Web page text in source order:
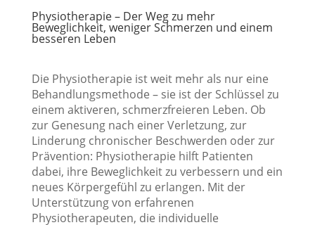
Physiotherapie – Der Weg zu mehr
Beweglichkeit, weniger Schmerzen und einem
besseren Leben
Die Physiotherapie ist weit mehr als nur eine
Behandlungsmethode – sie ist der Schlüssel zu
einem aktiveren, schmerzfreieren Leben. Ob
zur Genesung nach einer Verletzung, zur
Linderung chronischer Beschwerden oder zur
Prävention: Physiotherapie hilft Patienten
dabei, ihre Beweglichkeit zu verbessern und ein
neues Körpergefühl zu erlangen. Mit der
Unterstützung von erfahrenen
Physiotherapeuten, die individuelle